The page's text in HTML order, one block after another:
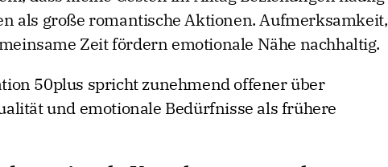
als große romantische Aktionen. Aufmerksamkeit,
Zeit fördern emotionale Nähe nachhaltig.
50plus spricht zunehmend offener über
und emotionale Bedürfnisse als frühere